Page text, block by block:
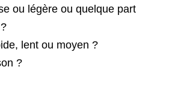
ou légère ou quelque part
lent ou moyen ?
?